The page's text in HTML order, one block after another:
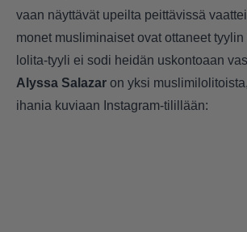
vaan näyttävät upeilta peittävissä
monet musliminaiset ovat ottaneet
lolita-tyyli ei sodi heidän uskontoaan
Alyssa Salazar on yksi
ihania kuviaan Instagram-tilillään: